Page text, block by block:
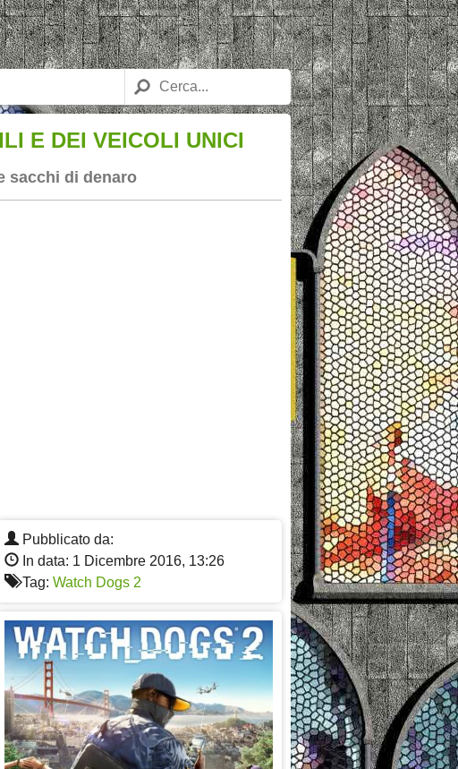
E DEI VEICOLI UNICI
sacchi di denaro
Pubblicato da:
In data: 1 Dicembre 2016, 13:26
Tag: Watch Dogs 2